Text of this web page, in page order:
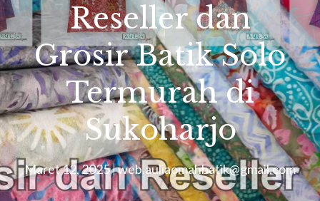
Reseller dan
Grosir Batik Solo
Termurah di
Sukoharjo
Maret 12, 2025 web.auliaomahbatik@gmail.com